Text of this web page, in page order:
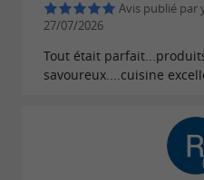
Avis publié par
27/07/2026
Tout était
savoureux....cuisine